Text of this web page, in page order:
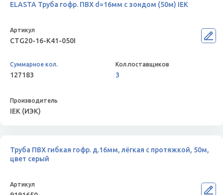
ELASTA Труба гофр. ПВХ d=16мм с зондом (50м) IEK
CTG20-16-K41-050I
127183 3
IEK (ИЭК)
Труба ПВХ гибкая гофр. д.16мм, лёгкая с протяжкой, 50м,
цвет серый